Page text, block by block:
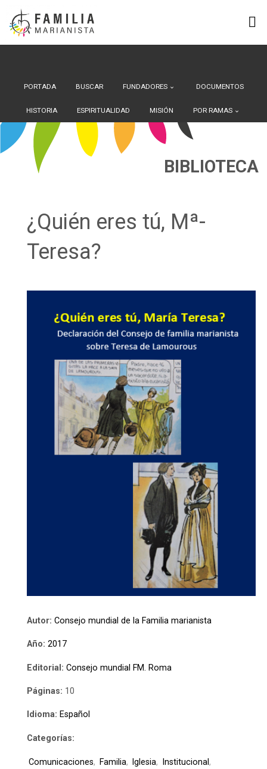
Saltar
contenido
PORTADA BUSCAR FUNDADORES DOCUMENTOS
HISTORIA ESPIRITUALIDAD MISIÓN POR RAMAS
BIBLIOTECA
¿Quién eres tú, Mª-
Teresa?
Autor: Consejo mundial de la Familia marianista
Año: 2017
Editorial: Consejo mundial FM. Roma
Páginas: 10
Idioma: Español
Categorías:
Comunicaciones, Familia, Iglesia, Institucional,